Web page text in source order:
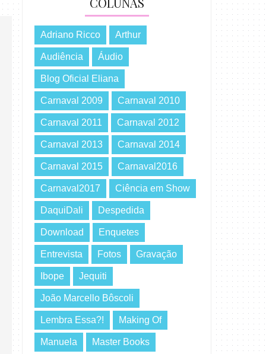
Adriano Ricco Arthur
Audiência Áudio
Blog Oficial Eliana
Carnaval 2009 Carnaval 2010
Carnaval 2011 Carnaval 2012
Carnaval 2013 Carnaval 2014
Carnaval 2015 Carnaval2016
Carnaval2017 Ciência em Show
DaquiDali Despedida
Download Enquetes
Entrevista Fotos Gravação
Ibope Jequiti
João Marcello Bôscoli
Lembra Essa?! Making Of
Manuela Master Books